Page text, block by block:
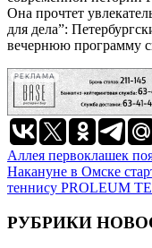
Она прочтет
для дела”:
вечернюю программу
РЕКЛАМА
Навигация
по
Аллея первоклашек
Накануне в Омске
теннису PROLEUM
РУБРИКИ